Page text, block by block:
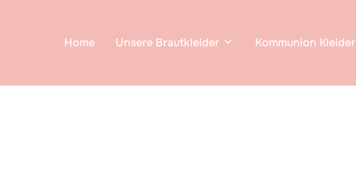
Home Unsere Brautkleider Kommunion Kleider